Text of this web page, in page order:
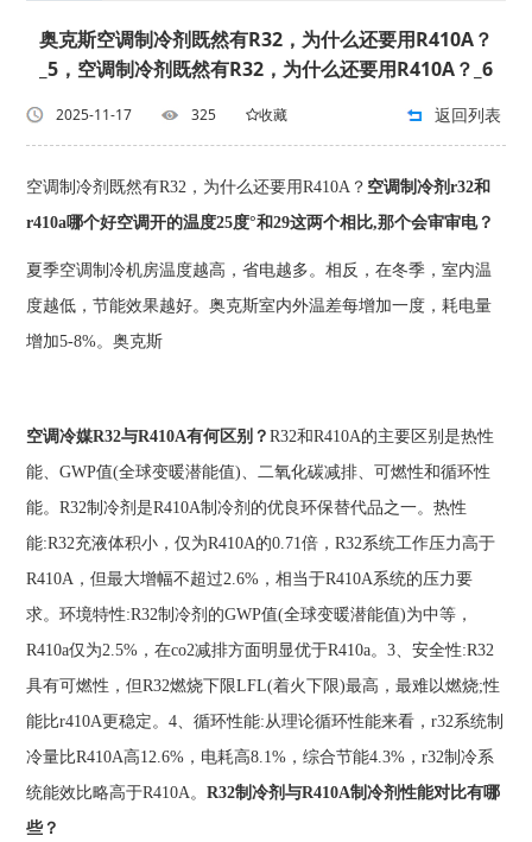
奥克斯空调制冷剂既然有R32，为什么还要用R410A？
_5，空调制冷剂既然有R32，为什么还要用R410A？_6
2025-11-17 325 收藏 返回列表
空调制冷剂既然有R32，为什么还要用R410A？ 空调制冷剂r32和
r410a哪个好空调开的温度25度°和29这两个相比,那个会审审电？
夏季空调制冷机房温度越高，省电越多。相反，在冬季，室内温
度越低，节能效果越好。奥克斯室内外温差每增加一度，耗电量
增加5-8%。奥克斯
空调冷媒R32与R410A有何区别？R32和R410A的主要区别是热性
能、GWP值(全球变暖潜能值)、二氧化碳减排、可燃性和循环性
能。R32制冷剂是R410A制冷剂的优良环保替代品之一。热性
能:R32充液体积小，仅为R410A的0.71倍，R32系统工作压力高于
R410A，但最大增幅不超过2.6%，相当于R410A系统的压力要
求。环境特性:R32制冷剂的GWP值(全球变暖潜能值)为中等，
R410a仅为2.5%，在co2减排方面明显优于R410a。3、安全性:R32
具有可燃性，但R32燃烧下限LFL(着火下限)最高，最难以燃烧;性
能比r410A更稳定。4、循环性能:从理论循环性能来看，r32系统制
冷量比R410A高12.6%，电耗高8.1%，综合节能4.3%，r32制冷系
统能效比略高于R410A。R32制冷剂与R410A制冷剂性能对比有哪
些？